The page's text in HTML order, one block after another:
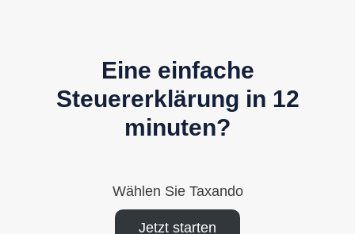
Eine einfache
Steuererklärung in 12
minuten?
Wählen Sie Taxando
Jetzt starten